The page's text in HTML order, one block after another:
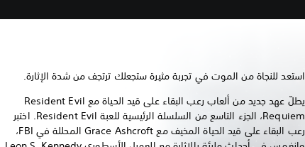
استعد للنجاة من الموت في تجربة مثيرة ستجعلك ترتجف من شدة الإثارة.
يطلّ عهد جديد من ألعاب رعب البقاء على قيد الحياة مع Resident Evil
Requiem، الجزء التاسع من السلسلة الرئيسية للعبة Resident Evil. اختبر
رعب البقاء على قيد الحياة المخيف مع Grace Ashcroft المحللة في FBI،